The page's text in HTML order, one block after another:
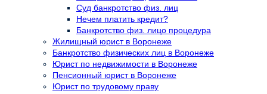
Суд банкротство физ. лиц
Нечем платить кредит?
Банкротство физ. лицо процедура
Жилищный юрист в Воронеже
Банкротство физических лиц в Воронеже
Юрист по недвижимости в Воронеже
Пенсионный юрист в Воронеже
Юрист по трудовому праву